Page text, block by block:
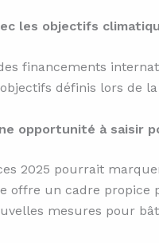
les objectifs
financements
définis lors de
opportunité à saisir
2025 pourrait
offre un cadre propice
mesures pour